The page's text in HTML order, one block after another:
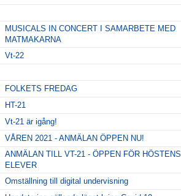
MUSICALS IN CONCERT I SAMARBETE MED
MATMAKARNA
Vt-22
FOLKETS FREDAG
HT-21
Vt-21 är igång!
VÅREN 2021 - ANMÄLAN ÖPPEN NU!
ANMÄLAN TILL VT-21 - ÖPPEN FÖR HÖSTENS
ELEVER
Omställning till digital undervisning